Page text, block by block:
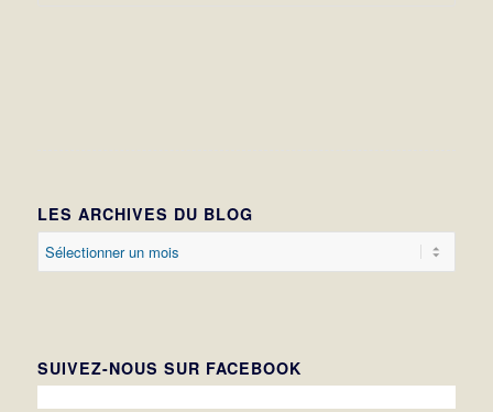
LES ARCHIVES DU BLOG
SUIVEZ-NOUS SUR FACEBOOK